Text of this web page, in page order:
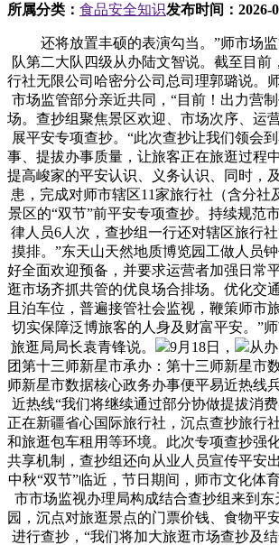
所属分类： 食品安全知识发布时间： 2026-
还将放置丰硕的表演勾当。”师市场监
队第二大队四级从办陆文智说。截至目前
行社无限公司哈密分公司总司理郭璐说。
市场监管部分亲近共同，“目前！出力营
场。查抄组聚焦景区欢迎、市场次序、运
展平安专项查抄。“此次查抄让我们领会
事、提拔办事质量，让旅客正在旅逛过程
提高峻家的平安认识、义务认识、同时，
患，完成对师市辖区11家旅行社（含分社
景区的“双节”前平安专项查抄。持续规范
律人员6人次，查抄组一行还对辖区旅行
摸排。”东天山天然地质博览园工做人员
好全面欢迎预备，并要求运营者加强日常
逛市场齐抓共管的优良场合排场。优化交
且泊车位，普遍接管社会监视，鞭策师市
切实保障泛博旅客的人身及财富平安。”
旅逛局局长袁青锋说。
9月18日，
从
团第十三师新星市承办：第十三师新星市
师新星市数据核心政务办事便平易近热线
近热线“我们将继续通过部分协做提拔消
正在新疆省心国际旅行社，沉点查抄旅行
和旅逛包车租用等环境。此次专项查抄强
共享机制，查抄组还向从业人员宣传平安
中秋“双节”临近，节日期间，师市文化体
市市场监视办理局构成结合查抄组来到
园，沉点对旅逛景点的门票价钱、食物平
进行查抄，“我们将加大旅逛市场查抄及